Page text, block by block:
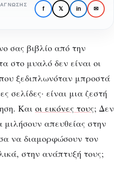
της
ο
f 𝕏 in ✉
σας βιβλίο από την
στο μυαλό δεν είναι οι
ξεδιπλωνόταν μπροστά
σελίδες· είναι μια ζεστή
Και οι εικόνες τους; Δεν
μιλήσουν απευθείας στην
να διαμορφώσουν τον
στην ανάπτυξή τους;